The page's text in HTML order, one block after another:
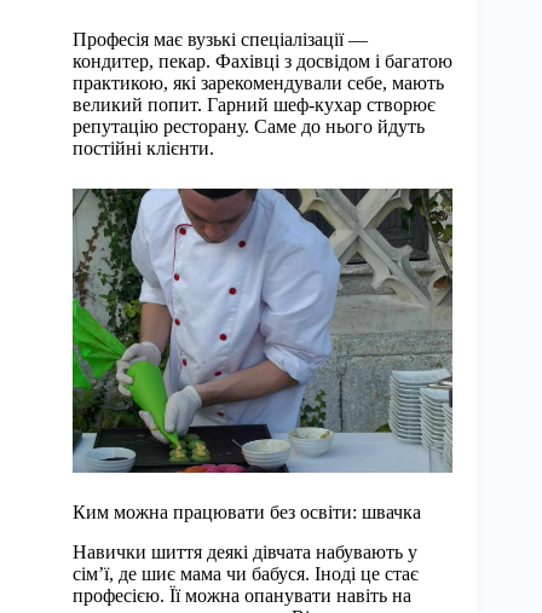
Професія має вузькі спеціалізації —
кондитер, пекар. Фахівці з досвідом і багатою
практикою, які зарекомендували себе, мають
великий попит. Гарний шеф-кухар створює
репутацію ресторану. Саме до нього йдуть
постійні клієнти.
Ким можна працювати без освіти: швачка
Навички шиття деякі дівчата набувають у
сім’ї, де шиє мама чи бабуся. Іноді це стає
професією. Її можна опанувати навіть на